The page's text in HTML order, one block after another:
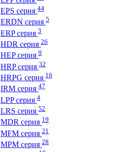
EPS серия 44
ERDN серия 5
ERP серия 3
HDR серия 26
HEP серия 9
HRP серия 32
HRPG серия 16
IRM серия 47
LPP серия 4
LRS серия 52
MDR серия 19
MFM серия 21
MPM серия 28